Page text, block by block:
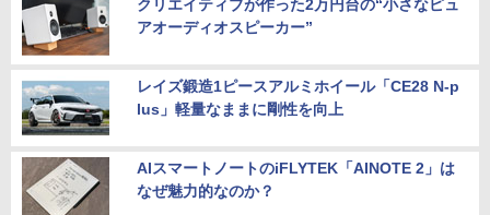
クリエイティブが作った2万円台の“小さなピュ
アオーディオスピーカー”
レイズ鍛造1ピースアルミホイール「CE28 N-p
lus」軽量なままに剛性を向上
AIスマートノートのiFLYTEK「AINOTE 2」は
なぜ魅力的なのか？